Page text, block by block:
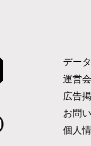
デー
運営
広告
お問
個人